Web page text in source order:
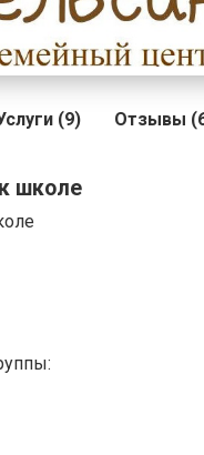
(9) Отзывы
школе